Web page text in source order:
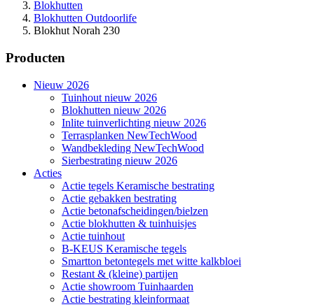
Blokhutten
Blokhutten Outdoorlife
Blokhut Norah 230
Producten
Nieuw 2026
Tuinhout nieuw 2026
Blokhutten nieuw 2026
Inlite tuinverlichting nieuw 2026
Terrasplanken NewTechWood
Wandbekleding NewTechWood
Sierbestrating nieuw 2026
Acties
Actie tegels Keramische bestrating
Actie gebakken bestrating
Actie betonafscheidingen/bielzen
Actie blokhutten & tuinhuisjes
Actie tuinhout
B-KEUS Keramische tegels
Smartton betontegels met witte kalkbloei
Restant & (kleine) partijen
Actie showroom Tuinhaarden
Actie bestrating kleinformaat